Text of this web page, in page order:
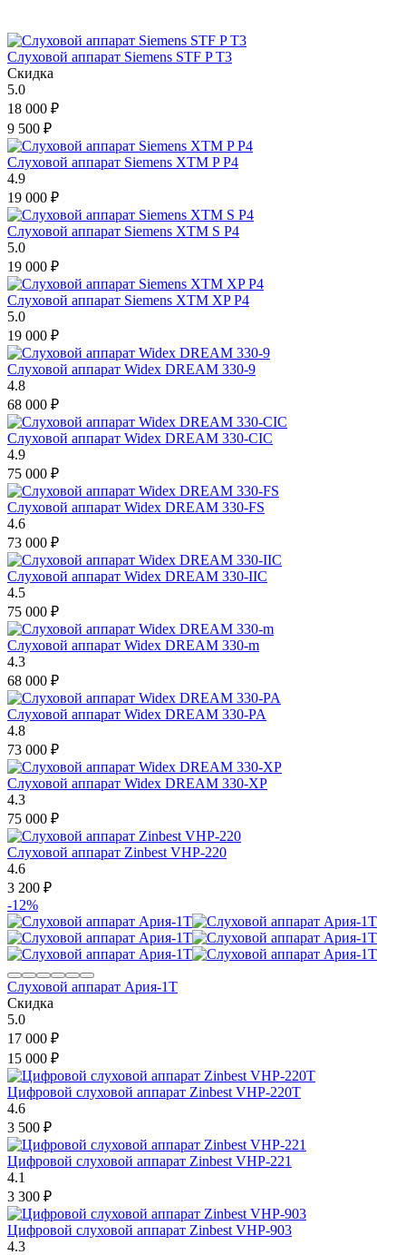
Слуховой аппарат Siemens STF P T3
Скидка
5.0
18 000 ₽
9 500 ₽
Слуховой аппарат Siemens XTM P P4
4.9
19 000 ₽
Слуховой аппарат Siemens XTM S P4
5.0
19 000 ₽
Слуховой аппарат Siemens XTM XP P4
5.0
19 000 ₽
Слуховой аппарат Widex DREAM 330-9
4.8
68 000 ₽
Слуховой аппарат Widex DREAM 330-CIC
4.9
75 000 ₽
Слуховой аппарат Widex DREAM 330-FS
4.6
73 000 ₽
Слуховой аппарат Widex DREAM 330-IIC
4.5
75 000 ₽
Слуховой аппарат Widex DREAM 330-m
4.3
68 000 ₽
Слуховой аппарат Widex DREAM 330-PA
4.8
73 000 ₽
Слуховой аппарат Widex DREAM 330-XP
4.3
75 000 ₽
Слуховой аппарат Zinbest VHP-220
4.6
3 200 ₽
-12%
Слуховой аппарат Ария-1Т
Скидка
5.0
17 000 ₽
15 000 ₽
Цифровой слуховой аппарат Zinbest VHP-220T
4.6
3 500 ₽
Цифровой слуховой аппарат Zinbest VHP-221
4.1
3 300 ₽
Цифровой слуховой аппарат Zinbest VHP-903
4.3